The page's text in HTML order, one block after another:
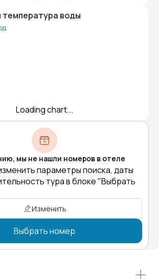
температура воды
Loading chart...
мы не нашли номеров в отеле
параметры поиска, даты
тура в блоке "Выбрать
Изменить
Выбрать номер